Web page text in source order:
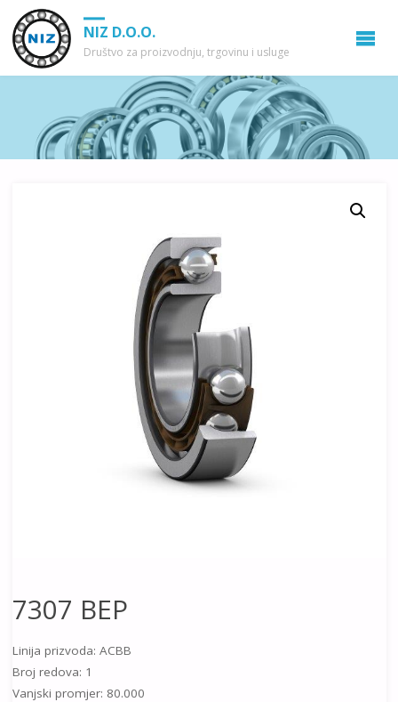
NIZ D.O.O.
Društvo za proizvodnju, trgovinu i usluge
7307 BEP
Linija prizvoda: ACBB
Broj redova: 1
Vanjski promjer: 80.000